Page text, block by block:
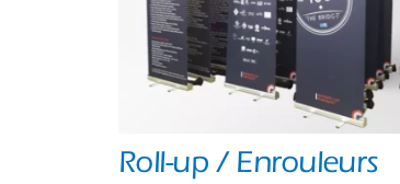
Roll-up / Enrouleurs